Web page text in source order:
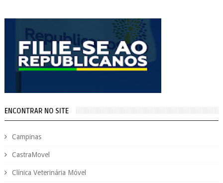
ENCONTRAR NO SITE
Campinas
CastraMovel
Clínica Veterinária Móvel